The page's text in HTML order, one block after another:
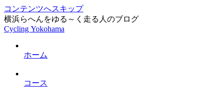
コンテンツへスキップ
横浜らへんをゆる～く走る人のブログ
Cycling Yokohama
ホーム
コース